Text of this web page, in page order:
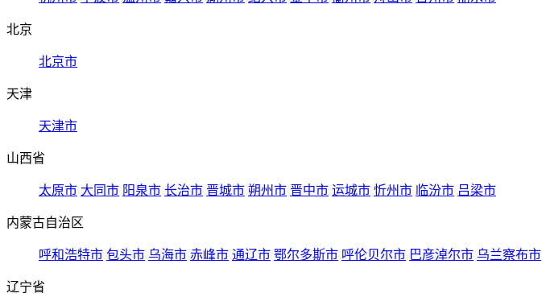
北京
北京市
天津
天津市
山西省
太原市 大同市 阳泉市 长治市 晋城市 朔州市 晋中市 运城市 忻州市 临汾市 吕梁市
内蒙古自治区
呼和浩特市 包头市 乌海市 赤峰市 通辽市 鄂尔多斯市 呼伦贝尔市 巴彦淖尔市 乌兰察布市
辽宁省